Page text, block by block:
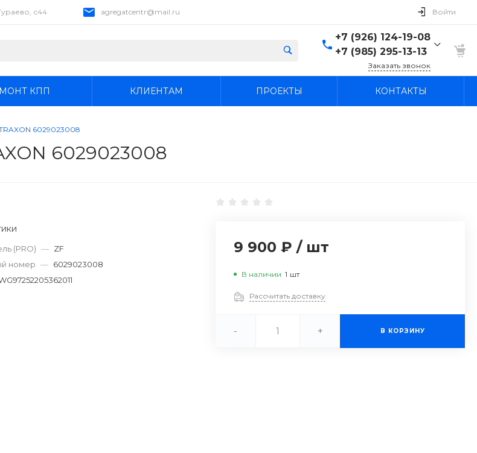
с44 agregatcentr@mail.ru Войти
+7 (926) 124-19-08
+7 (985) 295-13-13
+7 (926) 124-19-08
Заказать звонок
КПП КЛИЕНТАМ ПРОЕКТЫ КОНТАКТЫ
6029023008
6029023008
(PRO) — ZF
номер — 6029023008
9 900 ₽ / шт
В наличии 1 шт
Рассчитать доставку
- + В КОРЗИНУ